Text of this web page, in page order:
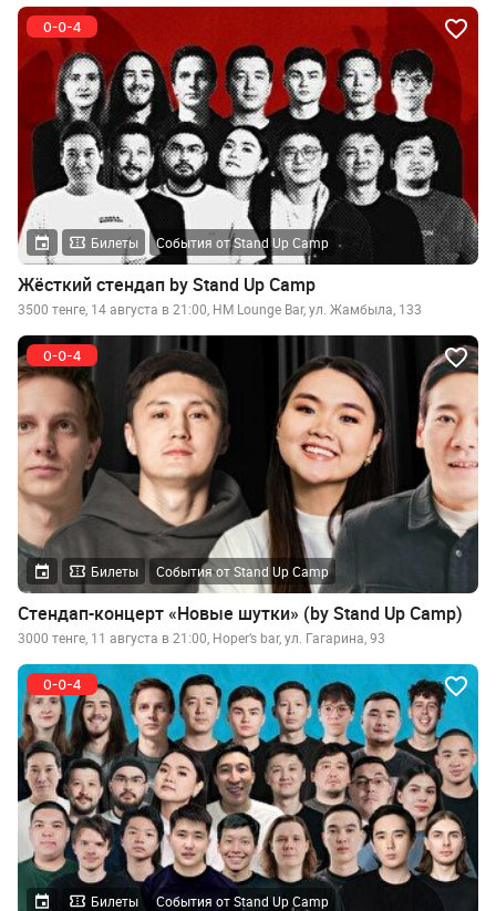
Билеты События от Stand Up Camp
Жёсткий стендап by Stand Up Camp
3500 тенге, 14 августа в 21:00, HM Lounge Bar, ул. Жамбыла, 133
Билеты События от Stand Up Camp
Стендап-концерт «Новые шутки» (by Stand Up Camp)
3000 тенге, 11 августа в 21:00, Hoper’s bar, ул. Гагарина, 93
Билеты События от Stand Up Camp